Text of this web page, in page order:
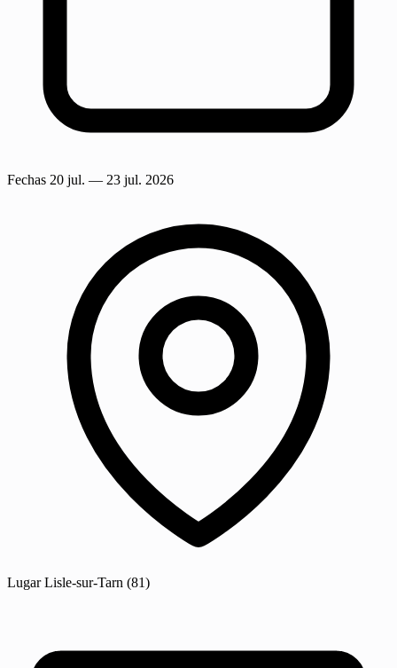
Fechas 20 jul. — 23 jul. 2026
Lugar Lisle-sur-Tarn (81)